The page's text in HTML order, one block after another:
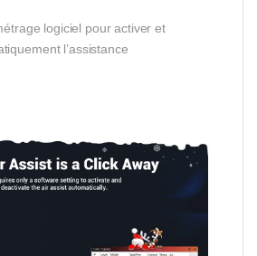
logiciel pour activer et
l’assistance